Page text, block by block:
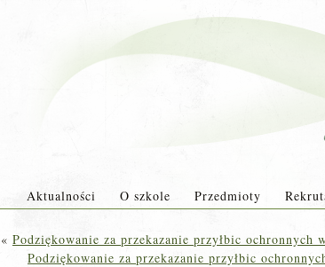
Aktualności O szkole Przedmioty
« Podziękowanie za przekazanie przyłbic ochronnych
Podziękowanie za przekazanie przyłbic